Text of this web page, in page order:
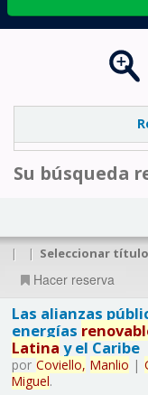
Su búsqueda
| | Seleccionar
Hacer reserva
Las alianzas
energías
Latina y el Caribe
por Coviello, Manlio |
Miguel.